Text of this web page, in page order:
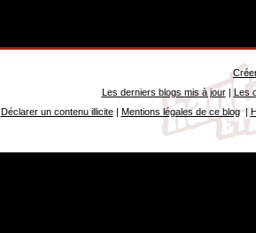
Les derniers blogs mis à jour| Les
Déclarer un contenu illicite| Mentions légales de ce blog|